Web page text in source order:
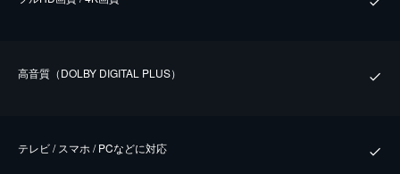
⾼⾳質（DOLBY DIGITAL PLUS）
テレビ / スマホ / PCなどに対応